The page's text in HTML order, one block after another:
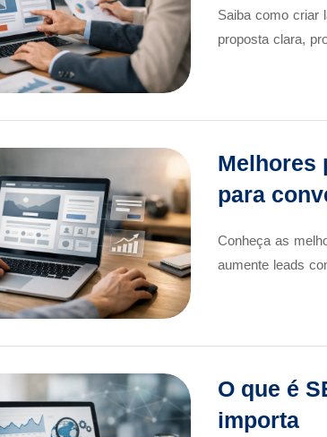
Saiba como criar
proposta clara,
Melhores
para
Conheça as
aumente leads
O que é
importa